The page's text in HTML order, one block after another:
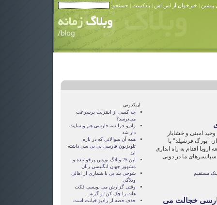
پیشین | خبرخوان آر اس اس | پادکست | جستجو:
امینی و خشایار
"یورگ فرشیلد" با
اقدام به راه اندازی
اسپانسرهای ما در دوبی
مستقیم
فارسی خجالت می
لینکدونی
چه کسی از اینترنت پرسرعت
می‌ترسد؟
رادیو فرانسه فارسی هم وبسایت
دار شد
همه آن سوالاتی که در باره
تلویزیون فارسی بی بی سی داشته
اید
این 25 وبلاگ نویس پرخواننده و
مشهور جهان انگلیسی زبان
شوخی یلدایی با شماری از اهالی
وبلاگی
وقتی گزارش می نویسی فکت
هات را چک کن! و گرنه...
حذف قصه از راديو خيانت است